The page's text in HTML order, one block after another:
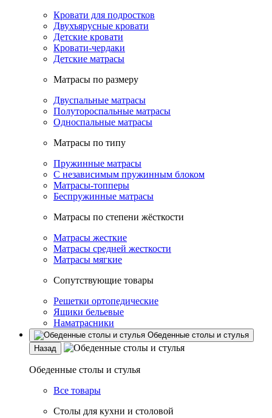
Кровати для подростков
Двухъярусные кровати
Детские кровати
Кровати-чердаки
Детские матрасы
Матрасы по размеру
Двуспальные матрасы
Полутороспальные матрасы
Односпальные матрасы
Матрасы по типу
Пружинные матрасы
С независимым пружинным блоком
Матрасы-топперы
Беспружинные матрасы
Матрасы по степени жёсткости
Матрасы жесткие
Матрасы средней жесткости
Матрасы мягкие
Сопутствующие товары
Решетки ортопедические
Ящики бельевые
Наматрасники
Обеденные столы и стулья
Назад
Обеденные столы и стулья
Все товары
Столы для кухни и столовой